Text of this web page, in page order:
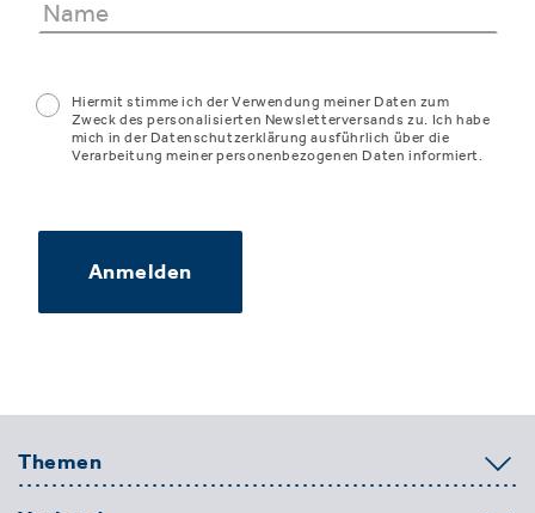
Hiermit stimme ich der Verwendung meiner Daten zum
Zweck des personalisierten Newsletterversands zu. Ich habe
mich in der Datenschutzerklärung ausführlich über die
Verarbeitung meiner personenbezogenen Daten informiert.
Anmelden
Themen